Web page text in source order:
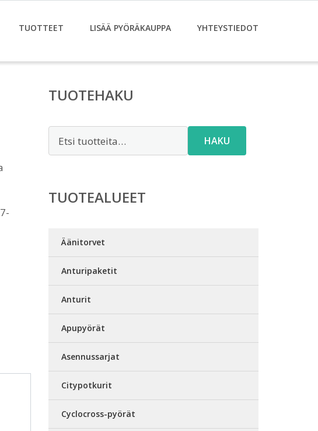
TUOTTEET LISÄÄ PYÖRÄKAUPPA YHTEYSTIEDOT
TUOTEHAKU
HAKU
TUOTEALUEET
Äänitorvet
Anturipaketit
Anturit
Apupyörät
Asennussarjat
Citypotkurit
Cyclocross-pyörät